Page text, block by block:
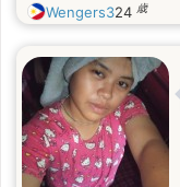
Wengers324 歳